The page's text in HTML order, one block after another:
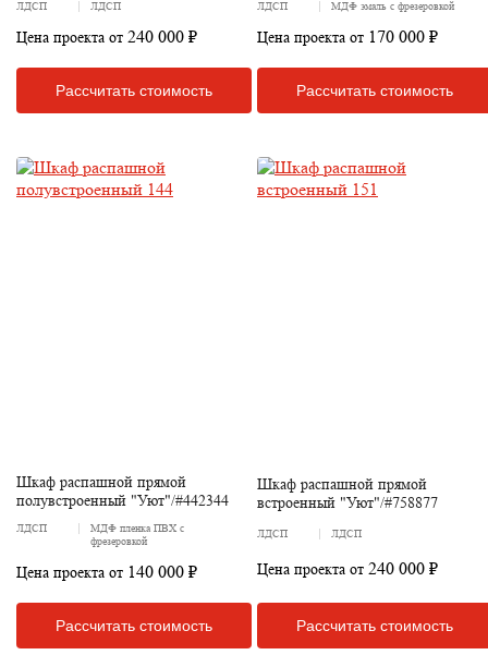
ЛДСП ЛДСП
Цена проекта от 240 000 ₽
Рассчитать стоимость
ЛДСП МДФ эмаль с фрезеровкой
Цена проекта от 170 000 ₽
Рассчитать стоимость
Шкаф распашной прямой
полувстроенный "Уют"/#442344
ЛДСП
МДФ пленка ПВХ с
фрезеровкой
Цена проекта от 140 000 ₽
Рассчитать стоимость
Шкаф распашной прямой
встроенный "Уют"/#758877
ЛДСП ЛДСП
Цена проекта от 240 000 ₽
Рассчитать стоимость